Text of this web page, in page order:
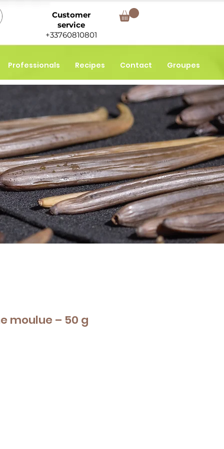
Customer
service
+33760810801
Professionals Recipes Contact Groupes
moulue – 50 g